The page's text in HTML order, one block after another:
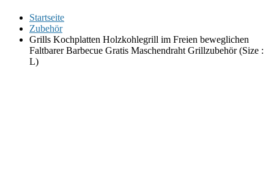
Startseite
Zubehör
Grills Kochplatten Holzkohlegrill im Freien beweglichen
Faltbarer Barbecue Gratis Maschendraht Grillzubehör (Size :
L)